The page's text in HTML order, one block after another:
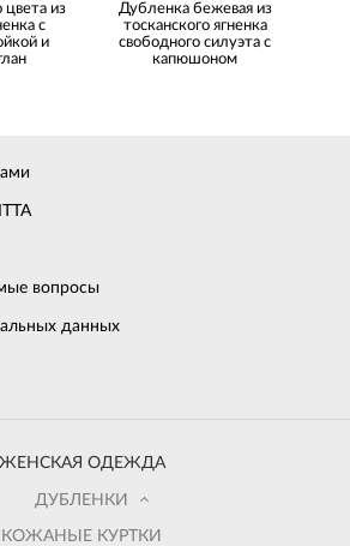
цвета из
с
и
Дубленка бежевая из
тосканского ягненка
свободного силуэта с
капюшоном
вопросы
данных
ЖЕНСКАЯ ОДЕЖДА
ДУБЛЕНКИ
КОЖАНЫЕ КУРТКИ